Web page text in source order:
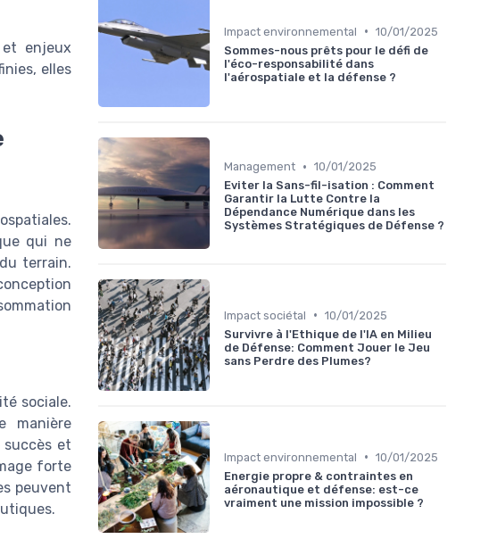
enjeux
elles
qui ne
terrain.
sociale.
manière
et
forte
peuvent
Impact environnemental • 10/01/2025
Sommes-nous prêts pour le défi de
l'éco-responsabilité dans
l'aérospatiale et la défense ?
Management • 10/01/2025
Eviter la Sans-fil-isation : Comment
Garantir la Lutte Contre la
Dépendance Numérique dans les
Systèmes Stratégiques de Défense ?
Impact sociétal • 10/01/2025
Survivre à l'Ethique de l'IA en Milieu
de Défense: Comment Jouer le Jeu
sans Perdre des Plumes?
Impact environnemental • 10/01/2025
Energie propre & contraintes en
aéronautique et défense: est-ce
vraiment une mission impossible ?